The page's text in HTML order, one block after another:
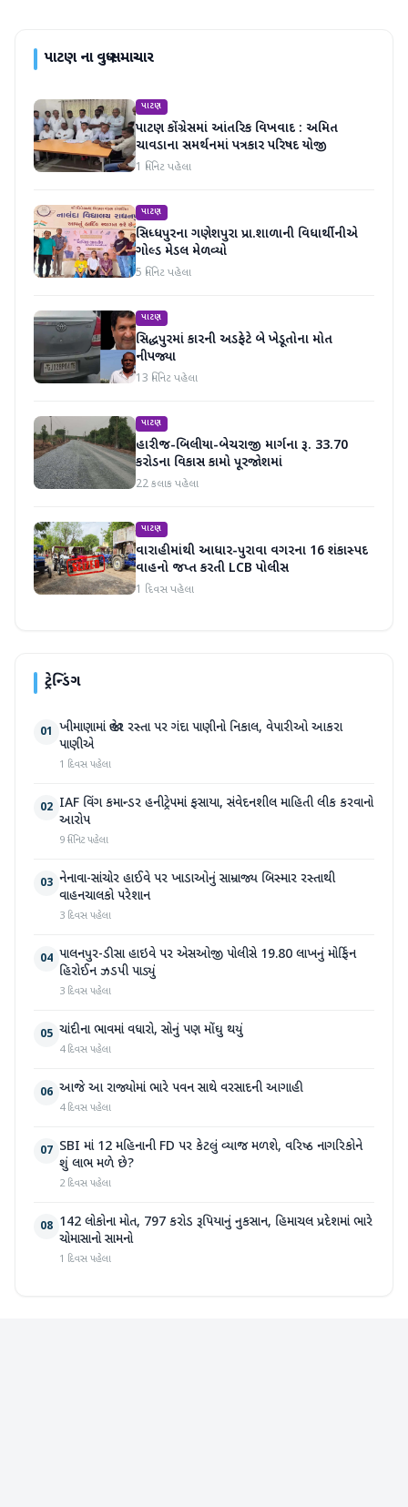
પાટણના વધુ સમાચાર
પાટણ
પાટણ કોંગ્રેસમાં આંતરિક વિખવાદ : અમિત
ચાવડાના સમર્થનમાં પત્રકાર પરિષદ યોજી
1 મિનિટ પહેલા
પાટણ
સિધ્ધપુરના ગણેશપુરા પ્રા.શાળાની વિધાર્થીનીએ
ગોલ્ડ મેડલ મેળવ્યો
5 મિનિટ પહેલા
પાટણ
સિદ્ધપુરમાં કારની અડફેટે બે ખેડૂતોના મોત
નીપજ્યા
13 મિનિટ પહેલા
પાટણ
હારીજ-બિલીયા-બેચરાજી માર્ગના રૂ. 33.70
કરોડના વિકાસ કામો પૂરજોશમાં
22 કલાક પહેલા
પાટણ
વારાહીમાંથી આધાર-પુરાવા વગરના 16 શંકાસ્પદ
વાહનો જપ્ત કરતી LCB પોલીસ
1 દિવસ પહેલા
ટ્રેન્ડિંગ
01 ખીમાણામાં જાહેર રસ્તા પર ગંદા પાણીનો નિકાલ, વેપારીઓ આકરા
પાણીએ
1 દિવસ પહેલા
02 IAF વિંગ કમાન્ડર હનીટ્રેપમાં ફસાયા, સંવેદનશીલ માહિતી લીક કરવાનો
આરોપ
9 મિનિટ પહેલા
03 નેનાવા-સાંચોર હાઈવે પર ખાડાઓનું સામ્રાજ્ય બિસ્માર રસ્તાથી
વાહનચાલકો પરેશાન
3 દિવસ પહેલા
04 પાલનપુર-ડીસા હાઇવે પર એસઓજી પોલીસે 19.80 લાખનું મોર્ફિન
હિરોઈન ઝડપી પાડ્યું
3 દિવસ પહેલા
05 ચાંદીના ભાવમાં વધારો, સોનું પણ મોંઘુ થયું
4 દિવસ પહેલા
06 આજે આ રાજ્યોમાં ભારે પવન સાથે વરસાદની આગાહી
4 દિવસ પહેલા
07 SBI માં 12 મહિનાની FD પર કેટલું વ્યાજ મળશે, વરિષ્ઠ નાગરિકોને
શું લાભ મળે છે?
2 દિવસ પહેલા
08 142 લોકોના મોત, 797 કરોડ રૂપિયાનું નુકસાન, હિમાચલ પ્રદેશમાં ભારે
ચોમાસાનો સામનો
1 દિવસ પહેલા